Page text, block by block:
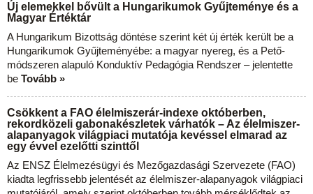
Új elemekkel bővült a Hungarikumok Gyűjteménye és a
Magyar Értéktár
A Hungarikum Bizottság döntése szerint két új érték került be a
Hungarikumok Gyűjteményébe: a magyar nyereg, és a Pető-
módszeren alapuló Konduktív Pedagógia Rendszer – jelentette
be Tovább »
Csökkent a FAO élelmiszerár-indexe októberben,
rekordközeli gabonakészletek várhatók – Az élelmiszer-
alapanyagok világpiaci mutatója kevéssel elmarad az
egy évvel ezelőtti szinttől
Az ENSZ Élelmezésügyi és Mezőgazdasági Szervezete (FAO)
kiadta legfrissebb jelentését az élelmiszer-alapanyagok világpiaci